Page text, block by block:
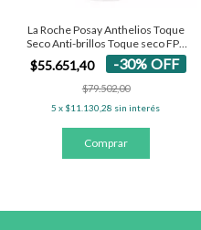
La Roche Posay Anthelios Toque
Seco Anti-brillos Toque seco FPS
50+ - Con Color 50 Ml
$55.651,40 -30%OFF
$79.502,00
5 x $11.130,28 sin interés